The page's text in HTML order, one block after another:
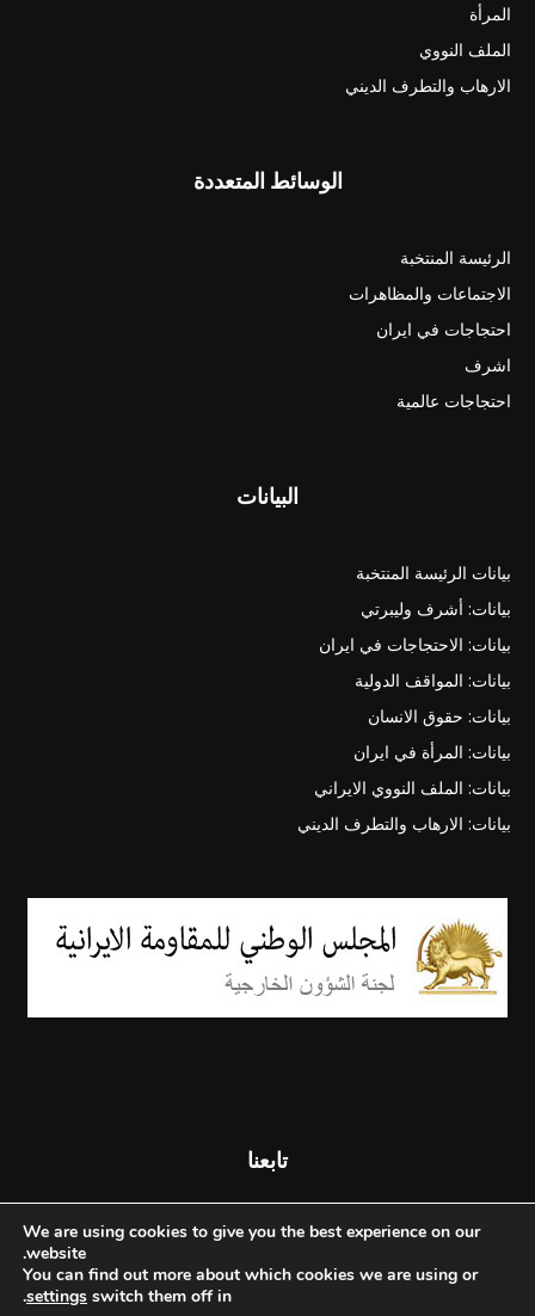
المرأة
الملف النووي
الارهاب والتطرف الديني
الوسائط المتعددة
الرئيسة المنتخبة
الاجتماعات والمظاهرات
احتجاجات في ايران
اشرف
احتجاجات عالمية
البيانات
بيانات الرئيسة المنتخبة
بيانات: أشرف وليبرتي
بيانات: الاحتجاجات في ايران
بيانات: المواقف الدولية
بيانات: حقوق الانسان
بيانات: المرأة في ايران
بيانات: الملف النووي الايراني
بيانات: الارهاب والتطرف الديني
تابعنا
We are using cookies to give you the best experience on our
website.
You can find out more about which cookies we are using or
switch them off in
settings
.